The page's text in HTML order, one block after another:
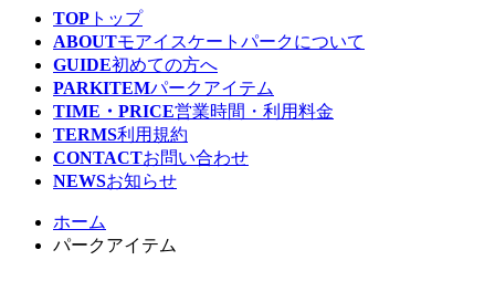
TOP トップ
ABOUTモアイスケートパークについて
GUIDE初めての方へ
PARKITEMパークアイテム
TIME・PRICE営業時間・利用料金
TERMS利用規約
CONTACTお問い合わせ
NEWSお知らせ
ホーム
パークアイテム